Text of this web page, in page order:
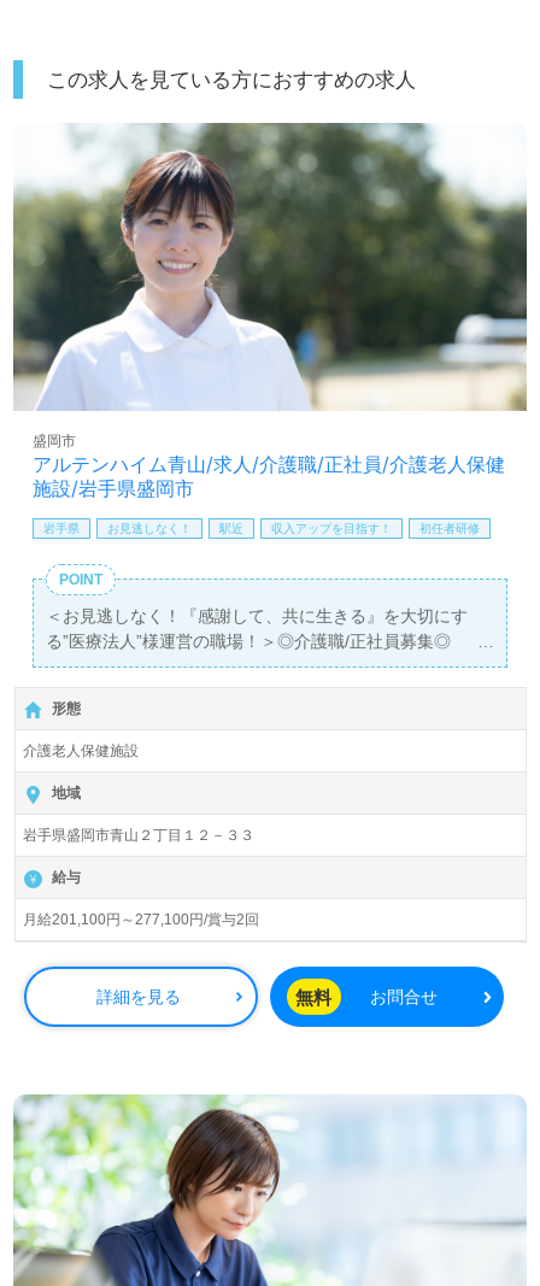
この求人を見ている方におすすめの求人
アルテンハイム青山/求人/介護職/正社員/介護老人保健
施設/岩手県盛岡市
盛岡市
岩手県 お見逃しなく！ 駅近 収入アップを目指す！ 初任者研修
POINT
＜お見逃しなく！『感謝して、共に生きる』を大切にす
る”医療法人”様運営の職場！＞◎介護職/正社員募集◎
【月給201,100円～277,100円/賞与2回】＊初任者研修以上
有資格者向け求人＊『青山駅』徒歩10分。
入居定員98名（在宅強化型/多床室）『アルテンハイム青
山』医療法人遠山病院（本部：岩手県盛岡市）様の運営で
す。岩手県を中心に病院、介護老人保健施設、訪問看護/介
護、通所リハビリテーション、ショートステイ、居宅介護
支援事業を展開されています。
◎『看護×介護×機能訓練』でご利用者様の在宅復帰をサポ
ート！我が家のように過ごせる場所をプロデュースされる
事業所様！◎
看護助手や介護職経験のある方をお迎えします。介護老人
保健施設での勤務経験は問いません。幅広い年代層の方が
活躍中！手厚いOJT/研修制度、職員様同士の協力体制も嬉
環境を変えて働きたい』等の方も大歓迎です。募集詳細
等、担当コンサルタントよりご案内します。お問い合わせ
も遠慮なくお願いします。
医療/福祉業界の正社員/パート求人探しは【ウィルオブ介
護】＊求人情報収集、将来的に検討の方も遠慮なく＊
LINE、メール、お電話などご希望に応じてお問い合わせ/ご
相談可能です。転職相談、求人紹介、年収交渉など完全無
形態
介護老人保健施設
地域
岩手県盛岡市青山２丁目１２－３３
給与
月給201,100円～277,100円/賞与2回
詳細を見る 無料 お問合せ